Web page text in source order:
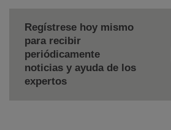
Regístrese hoy mismo
para recibir
periódicamente
noticias y ayuda de los
expertos